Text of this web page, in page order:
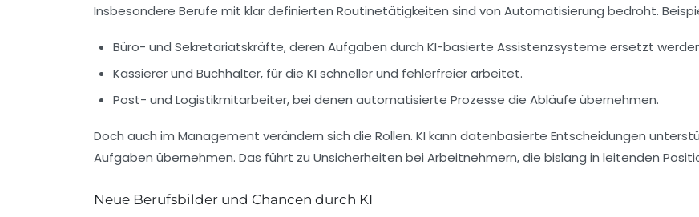
Insbesondere Berufe mit klar definierten Routinetätigkeiten sind von Automatisierung bedroht.
Büro- und Sekretariatskräfte, deren Aufgaben durch KI-basierte Assistenzsysteme ersetzt
Kassierer und Buchhalter, für die KI schneller und fehlerfreier arbeitet.
Post- und Logistikmitarbeiter, bei denen automatisierte Prozesse die Abläufe übernehmen.
Doch auch im Management verändern sich die Rollen. KI kann datenbasierte Entscheidungen
Aufgaben übernehmen. Das führt zu Unsicherheiten bei Arbeitnehmern, die bislang in leitenden
Neue Berufsbilder und Chancen durch KI